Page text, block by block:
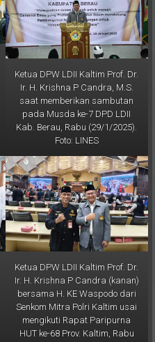
Ketua DPW LDII Kaltim Prof. Dr.
Ir. H. Krishna P Candra, M.S.
saat memberikan sambutan
pada Musda ke-7 DPD LDII
Kab. Berau, Rabu (29/1/2025).
Foto: LINES
Ketua DPW LDII Kaltim Prof. Dr.
Ir. H. Krishna P Candra (kanan)
bersama H. KE Waspodo dari
Senkom Mitra Polri Kaltim usai
mengikuti Rapat Paripurna
HUT ke-68 Prov. Kaltim, Rabu
(8/1/2025). Foto: LINES